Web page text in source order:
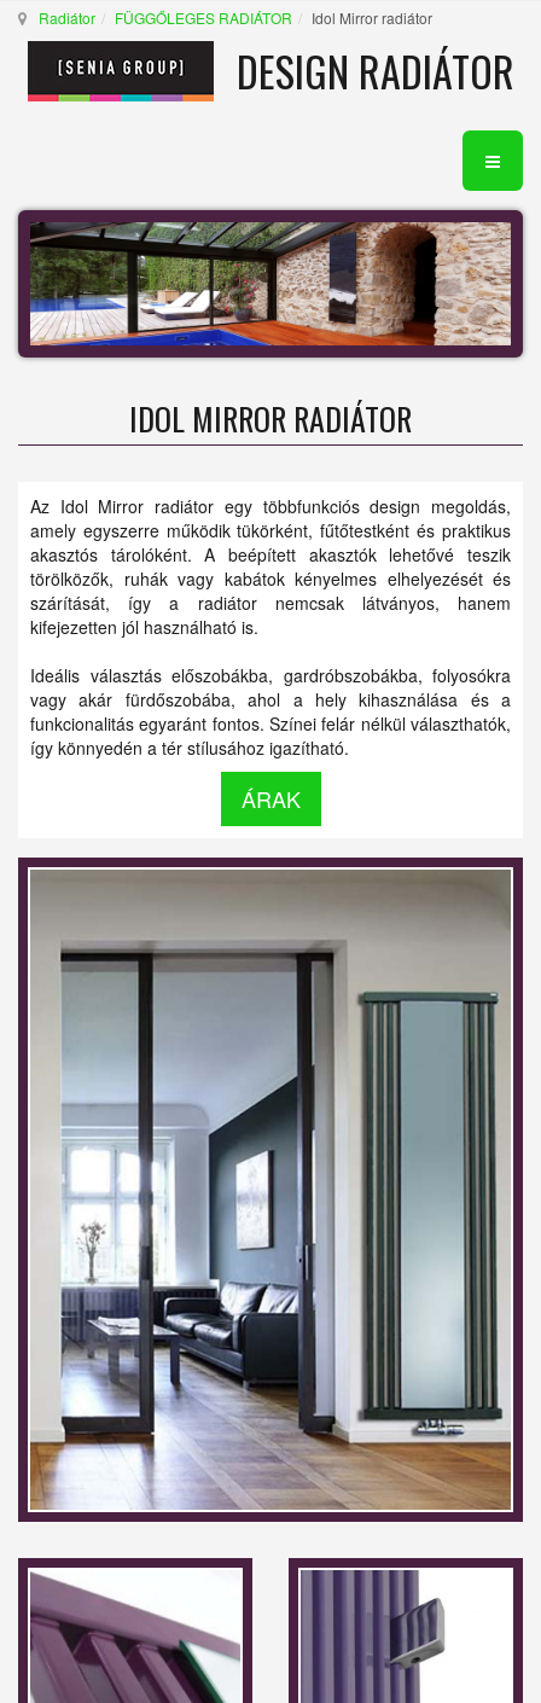
Radiátor FÜGGŐLEGES RADIÁTOR Idol Mirror radiátor
DESIGN RADIÁTOR
IDOL MIRROR RADIÁTOR
Az Idol Mirror radiátor egy többfunkciós design megoldás,
amely egyszerre működik tükörként, fűtőtestként és praktikus
akasztós tárolóként. A beépített akasztók lehetővé teszik
törölközők, ruhák vagy kabátok kényelmes elhelyezését és
szárítását, így a radiátor nemcsak látványos, hanem
kifejezetten jól használható is.
Ideális választás előszobákba, gardróbszobákba, folyosókra
vagy akár fürdőszobába, ahol a hely kihasználása és a
funkcionalitás egyaránt fontos. Színei felár nélkül választhatók,
így könnyedén a tér stílusához igazítható.
ÁRAK